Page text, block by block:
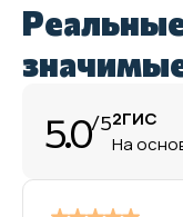
5.0/52ГИС
На